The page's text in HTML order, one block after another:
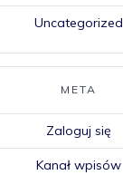
Uncategorized
META
Zaloguj się
Kanał wpisów